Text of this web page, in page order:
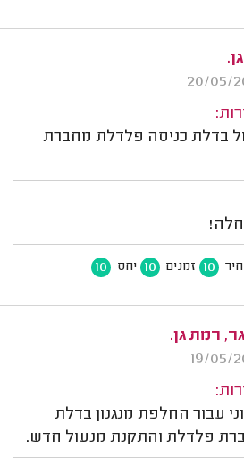
בדלת כניסה פלדלת מחברת
10 זמנים 10 יחס 10
רמת גן.
עבור החלפת מנגנון בדלת
פלדלת והתקנת מנעול חדש.